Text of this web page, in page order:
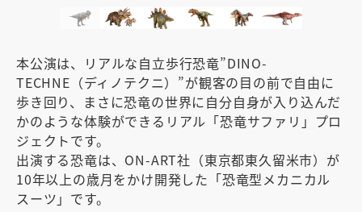
本公演は、リアルな自立歩行恐竜”DINO-
TECHNE（ディノテクニ）”が観客の目の前で自由に
歩き回り、まさに恐竜の世界に自分自身が入り込んだ
かのような体験ができるリアル「恐竜サファリ」プロ
ジェクトです。
出演する恐竜は、ON-ART社（東京都東久留米市）が
10年以上の歳月をかけ開発した「恐竜型メカニカル
スーツ」です。